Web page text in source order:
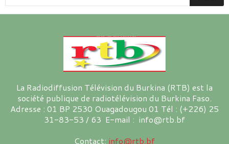
La Radiodiffusion Télévision du Burkina (RTB) est la
société publique de radiotélévision du Burkina Faso.
Adresse : 01 BP 2530 Ouagadougou 01 Tél : (+226) 25
31-83-53 / 63 E-mail : info@rtb.bf
Contact: info@rtb.bf